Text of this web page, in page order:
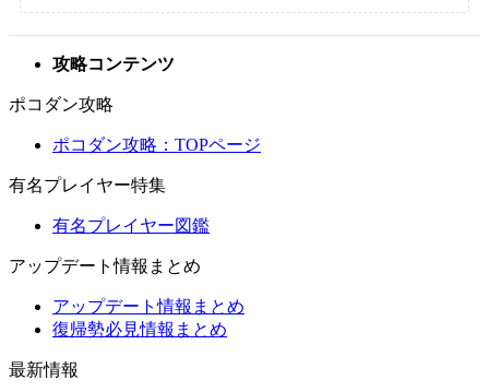
攻略コンテンツ
ポコダン攻略
ポコダン攻略：TOPページ
有名プレイヤー特集
有名プレイヤー図鑑
アップデート情報まとめ
アップデート情報まとめ
復帰勢必見情報まとめ
最新情報